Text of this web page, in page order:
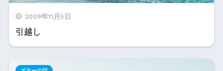
2009年11月5日
引越し